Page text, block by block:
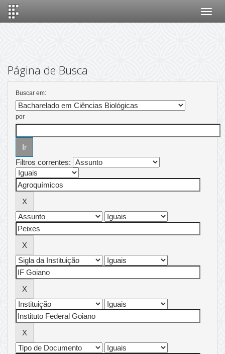
Página de Busca
Buscar em:
por
Filtros correntes: